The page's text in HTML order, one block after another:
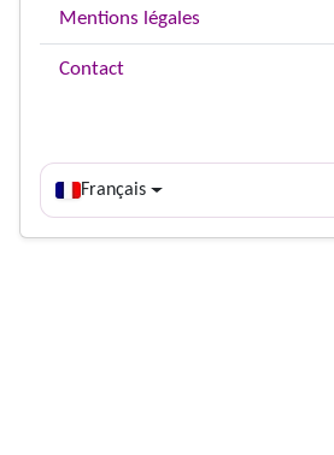
Mentions légales
Contact
Français